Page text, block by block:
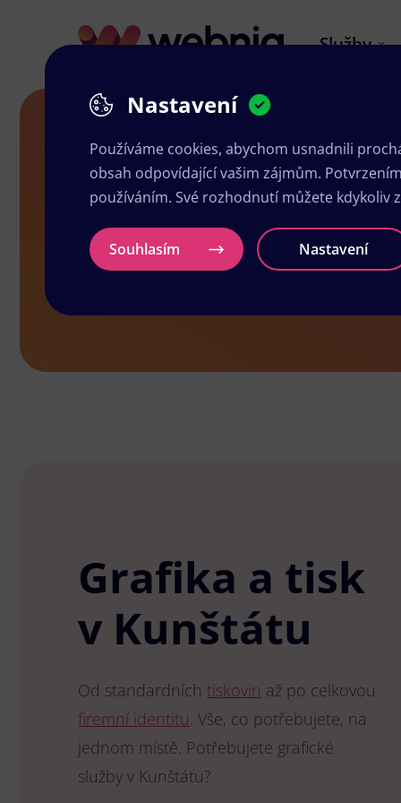
Služby
Grafika a tisk Kunštát
Grafika a
Grafika a tisk
v Kunštátu
Od standardních tiskovin až po celkovou
firemní identitu. Vše, co potřebujete, na
jednom místě. Potřebujete grafické
služby v Kunštátu?
Nastavení
Používáme cookies, abychom usnadnili
obsah odpovídající vašim zájmům.
používáním. Své rozhodnutí můžete kdykoliv
Souhlasím Nastavení